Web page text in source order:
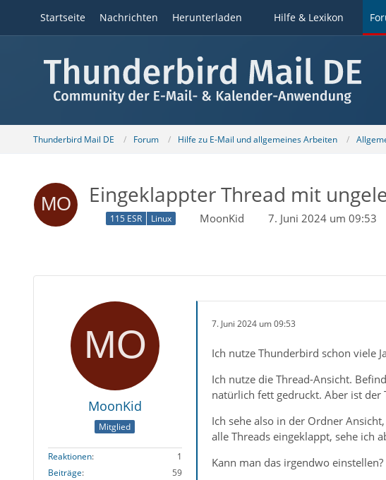
Startseite Nachrichten Herunterladen Hilfe & Lexikon
Thunderbird Mail DE Forum Hilfe zu E-Mail und allgemeines Arbeiten
Eingeklappter Thread mit
115 ESR Linux MoonKid 7. Juni 2024 um 09:53
MoonKid
Mitglied
Reaktionen
1
Beiträge
59
7. Juni 2024 um 09:53
Ich nutze Thunderbird schon viele
Ich nutze die Thread-Ansicht.
natürlich fett gedruckt. Aber ist der
Ich sehe also in der Ordner
alle Threads eingeklappt, sehe ich
Kann man das irgendwo